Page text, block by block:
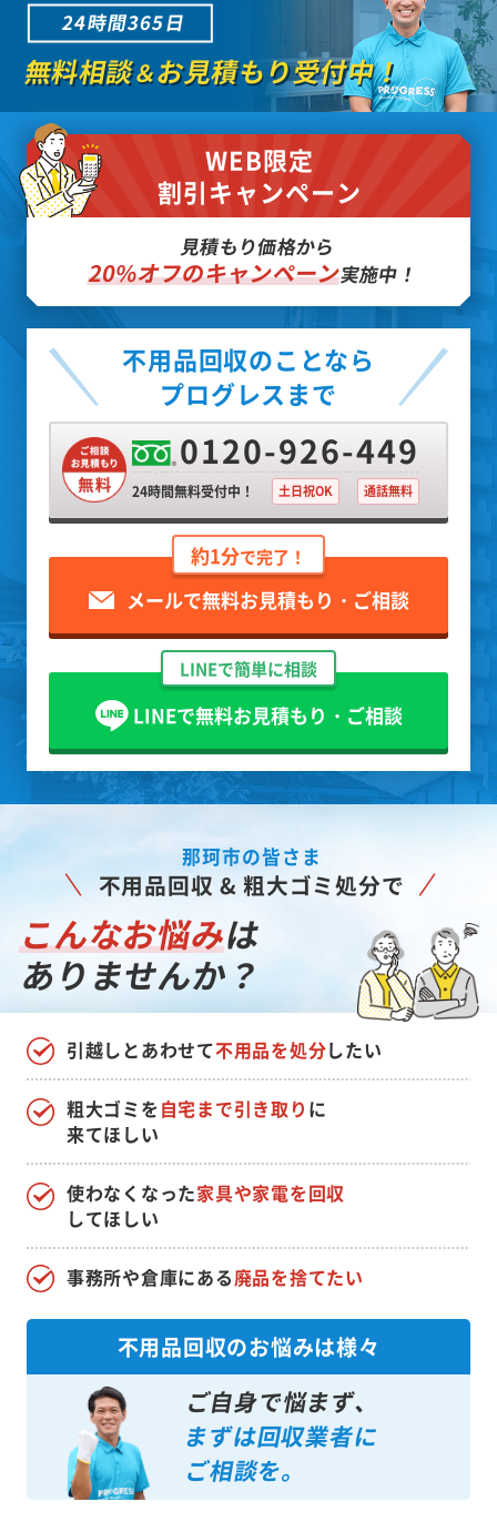
24時間365日
無料相談＆お見積もり受付中！
WEB限定
割引キャンペーン
見積もり価格から
20%オフのキャンペーン実施中！
不用品回収のことなら
プログレスまで
0120-926-449
24時間無料受付中！ 土日祝OK 通話無料
約1分で完了！
メールで無料お見積もり・ご相談
LINEで簡単に相談
LINEで無料お見積もり・ご相談
那珂市の皆さま
不用品回収 & 粗大ゴミ処分で
こんなお悩みは
ありませんか？
引越しとあわせて不用品を処分したい
使わなくなった家具や家電を回収
してほしい
粗大ゴミを自宅まで引き取り に
来てほしい
事務所や倉庫にある廃品を捨てたい
不用品回収のお悩みは様々
ご自身で悩まず、
まずは回収業者に
ご相談を。